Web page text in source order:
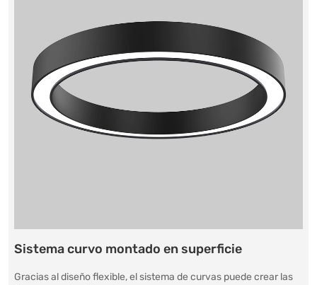
Sistema curvo montado en superficie
Gracias al diseño flexible, el sistema de curvas puede crear las